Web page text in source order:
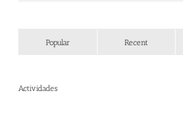
Popular Recent
Actividades